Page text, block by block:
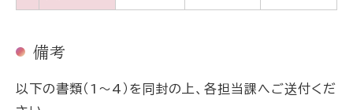
備考
以下の書類（1～4）を同封の上、各担当課へご送付くだ